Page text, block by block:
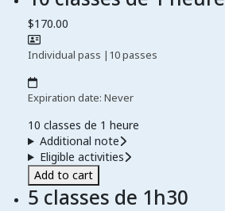
$170.00
Individual pass | 10 passes
Expiration date: Never
10 classes de 1 heure
Additional note
Eligible activities
Add to cart
5 classes de 1h30